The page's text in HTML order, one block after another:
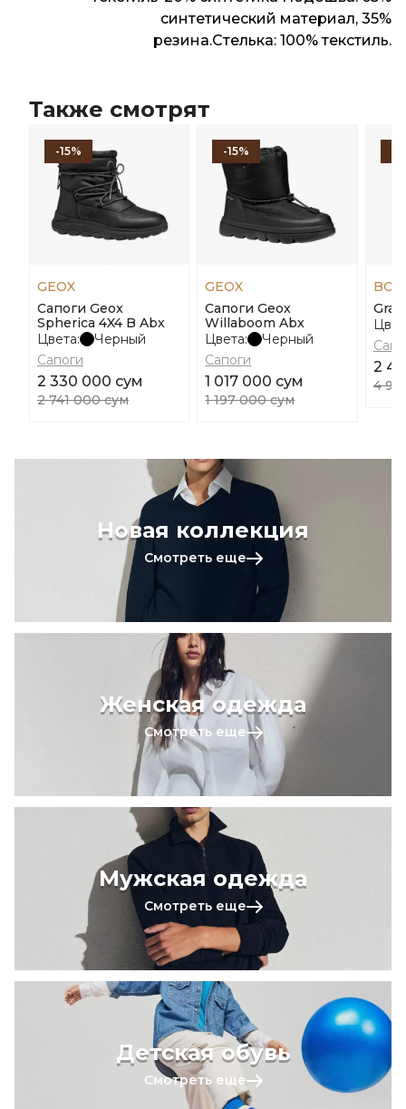
синтетический материал, 35%
резина.Стелька: 100% текстиль.
Также смотрят
-15%
GEOX
Сапоги Geox
Spherica 4X4 B Abx
Цвета:
Черный
Сапоги
2 330 000 сум
2 741 000 сум
-15%
GEOX
Сапоги Geox
Willaboom Abx
Цвета:
Черный
Сапоги
1 017 000 сум
1 197 000 сум
2
4
Новая коллекция
Смотреть еще
Женская одежда
Смотреть еще
Мужская одежда
Смотреть еще
Детская обувь
Смотреть еще